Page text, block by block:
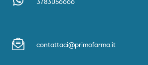
contattaci@primofarma.it